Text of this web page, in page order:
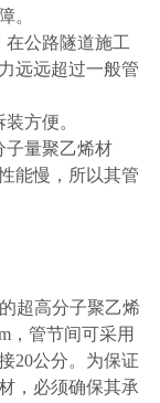
。
公路隧道施工
远远超过一般管
方便。
子量聚乙烯材
能慢，所以其管
超高分子聚乙烯
，管节间可采用
20公分。为保证
，必须确保其承